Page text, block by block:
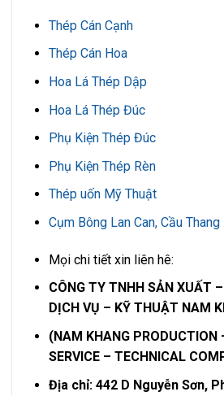
Thép Cán Cạnh
Thép Cán Hoa
Hoa Lá Thép Dập
Hoa Lá Thép Đúc
Phụ Kiện Thép Đúc
Phụ Kiện Thép Rèn
Thép uốn Mỹ Thuật
Cụm Bông Lan Can, Cầu Thang
Mọi chi tiết xin liên hê:
CÔNG TY TNHH SẢN XUẤT
DỊCH VỤ – KỸ THUẬT NAM
(NAM KHANG PRODUCTION
SERVICE – TECHNICAL
Địa chỉ: 442 D Nguyễn Sơn,